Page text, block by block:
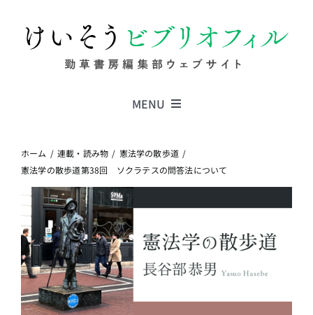
content
MENU
News
ホーム 連載・読み物
憲法学の散歩道
憲法学の散歩道第38回 ソクラテスの問答法について